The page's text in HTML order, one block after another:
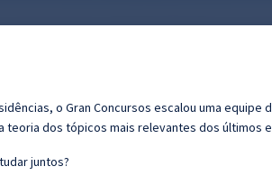
o Gran Concursos escalou uma
teoria dos tópicos mais relevantes dos últimos
juntos?